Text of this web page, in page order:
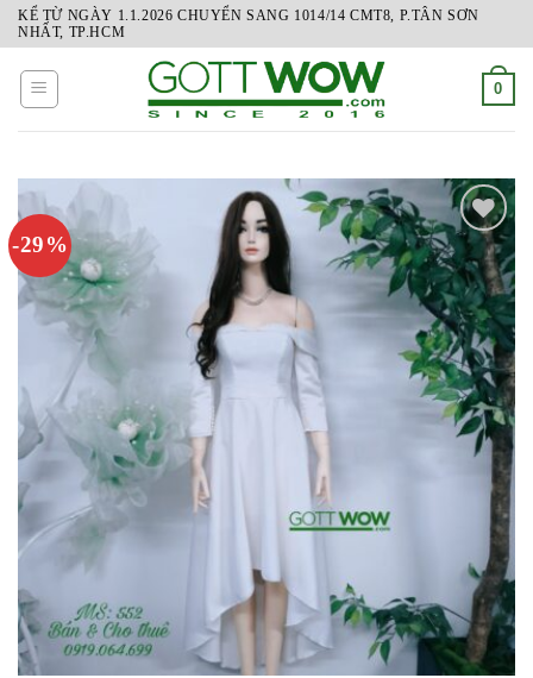
Skip
to
content
KỂ TỪ NGÀY 1.1.2026 CHUYỂN SANG 1014/14 CMT8, P.TÂN SƠN
NHẤT, TP.HCM
0
-29%
ADD
TO
WISHLIST